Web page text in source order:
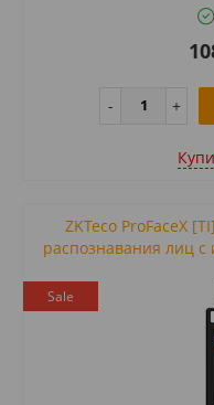
ZKTeco ProFaceX
распознавания лиц
Sale